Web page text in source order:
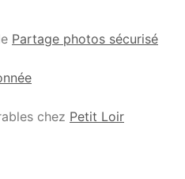
Partage photos sécurisé
chez Petit Loir